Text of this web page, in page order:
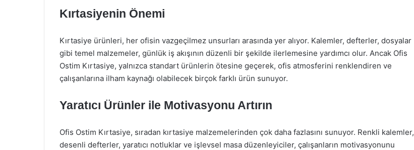
Kırtasiyenin Önemi
Kırtasiye ürünleri, her ofisin vazgeçilmez unsurları arasında yer alıyor. Kalemler, defterler, dosyalar
gibi temel malzemeler, günlük iş akışının düzenli bir şekilde ilerlemesine yardımcı olur. Ancak Ofis
Ostim Kırtasiye, yalnızca standart ürünlerin ötesine geçerek, ofis atmosferini renklendiren ve
çalışanlarına ilham kaynağı olabilecek birçok farklı ürün sunuyor.
Yaratıcı Ürünler ile Motivasyonu Artırın
Ofis Ostim Kırtasiye, sıradan kırtasiye malzemelerinden çok daha fazlasını sunuyor. Renkli kalemler,
desenli defterler, yaratıcı notluklar ve işlevsel masa düzenleyiciler, çalışanların motivasyonunu